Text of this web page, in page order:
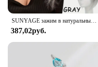
SUNYAGE зажим в натуральные синтетические волосы челки бахрома волосы куски средней части удлинение волос Topper для женщин выпадение волос
387,02руб.